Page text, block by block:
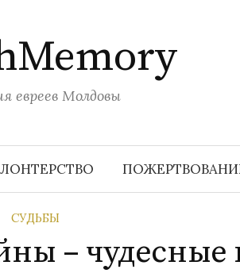
евреев Молдовы
СУДЬБЫ
– чудесные